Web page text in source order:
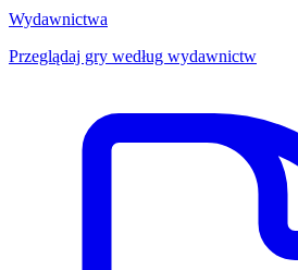
Wydawnictwa
Przeglądaj gry według wydawnictw